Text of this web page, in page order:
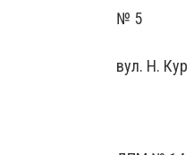
№ 5
вул. Н.